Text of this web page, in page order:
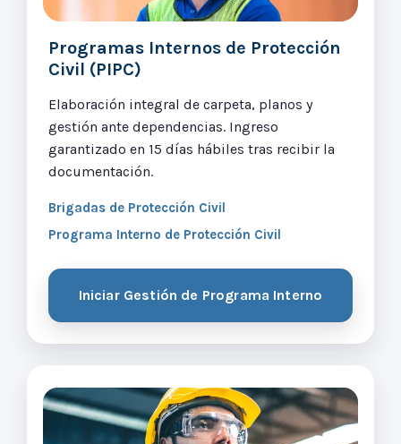
Programas Internos de Protección
Civil (PIPC)
Elaboración integral de carpeta, planos y
gestión ante dependencias. Ingreso
garantizado en 15 días hábiles tras recibir la
documentación.
Brigadas de Protección Civil
Programa Interno de Protección Civil
Iniciar Gestión de Programa Interno